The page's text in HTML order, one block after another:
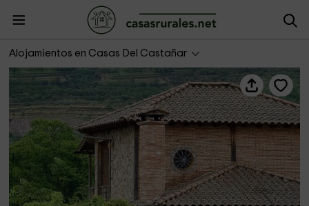
Alojamientos en Casas Del Castañar